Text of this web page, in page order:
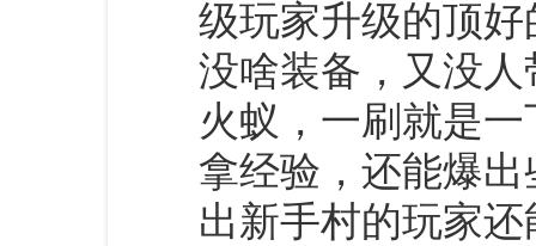
级玩家升级的顶
没啥装备，又没
火蚁，一刷就是
拿经验，还能爆
出新手村的玩家